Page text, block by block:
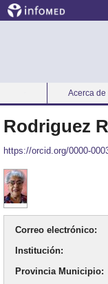
Acerca de
Rodriguez
https://orcid.org/0000-
Correo electrónico
Institución
Provincia Municipio